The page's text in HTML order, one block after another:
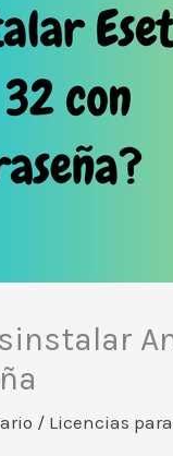
/ Licencias